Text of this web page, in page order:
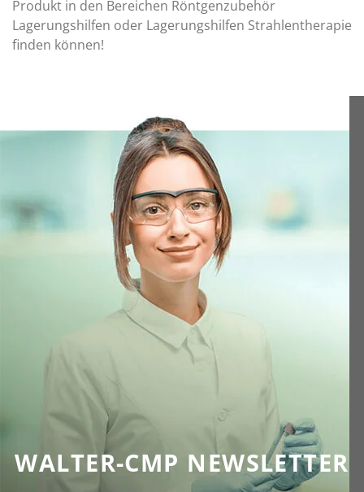
Produkt in den Bereichen Röntgenzubehör
Lagerungshilfen oder Lagerungshilfen Strahlentherapie
finden können!
WALTER-CMP NEWSLETTER